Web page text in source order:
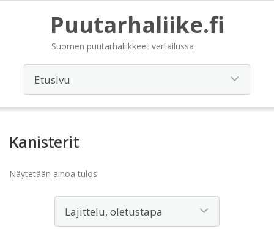
Puutarhaliike.fi
Suomen puutarhaliikkeet vertailussa
Kanisterit
Näytetään ainoa tulos